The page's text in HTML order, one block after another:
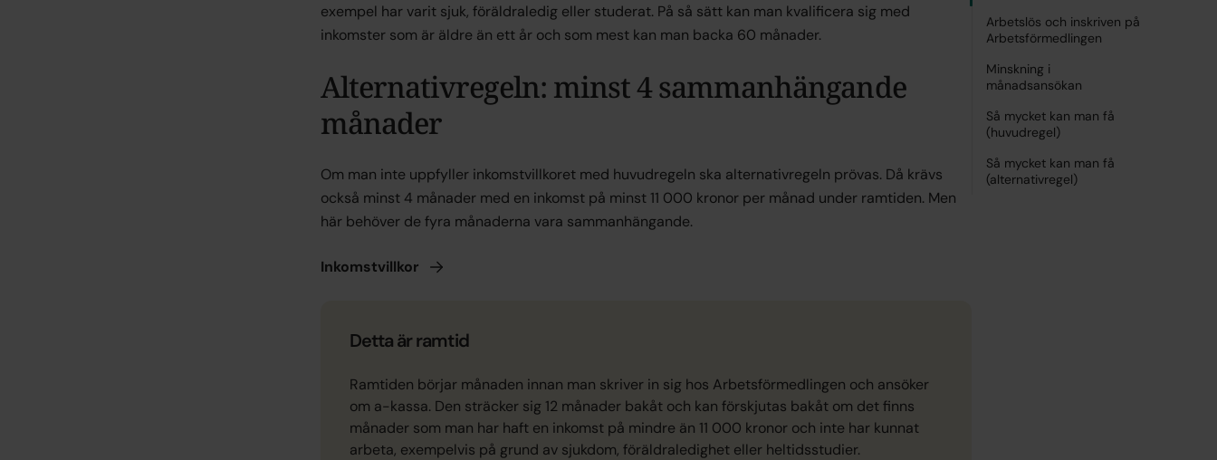
exempel har varit sjuk, föräldraledig eller studerat. På så sätt kan man kvalificera sig med
inkomster som är äldre än ett år och som mest kan man backa 60 månader.
Alternativregeln: minst 4 sammanhängande
månader
Om man inte uppfyller inkomstvillkoret med huvudregeln ska alternativregeln prövas. Då krävs
också minst 4 månader med en inkomst på minst 11 000 kronor per månad under ramtiden. Men
här behöver de fyra månaderna vara sammanhängande.
Inkomstvillkor
Detta är ramtid
Ramtiden börjar månaden innan man skriver in sig hos Arbetsförmedlingen och ansöker
om a-kassa. Den sträcker sig 12 månader bakåt och kan förskjutas bakåt om det finns
månader som man har haft en inkomst på mindre än 11 000 kronor och inte har kunnat
arbeta, exempelvis på grund av sjukdom, föräldraledighet eller heltidsstudier.
Arbetslös och inskriven på
Arbetsförmedlingen
Minskning i
månadsansökan
Så mycket kan man få
(huvudregel)
Så mycket kan man få
(alternativregel)